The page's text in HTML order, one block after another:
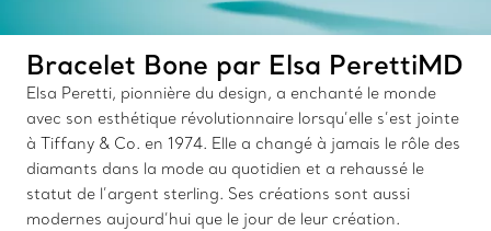
Bracelet Bone par Elsa PerettiMD
Elsa Peretti, pionnière du design, a enchanté le monde
avec son esthétique révolutionnaire lorsqu’elle s’est jointe
à Tiffany & Co. en 1974. Elle a changé à jamais le rôle des
diamants dans la mode au quotidien et a rehaussé le
statut de l’argent sterling. Ses créations sont aussi
modernes aujourd’hui que le jour de leur création.